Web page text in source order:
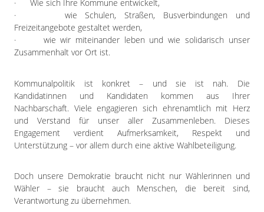
· Wie sich Ihre Kommune entwickelt,
· wie Schulen, Straßen, Busverbindungen und
Freizeitangebote gestaltet werden,
· wie wir miteinander leben und wie solidarisch unser
Zusammenhalt vor Ort ist.
Kommunalpolitik ist konkret – und sie ist nah. Die
Kandidatinnen und Kandidaten kommen aus Ihrer
Nachbarschaft. Viele engagieren sich ehrenamtlich mit Herz
und Verstand für unser aller Zusammenleben. Dieses
Engagement verdient Aufmerksamkeit, Respekt und
Unterstützung – vor allem durch eine aktive Wahlbeteiligung.
Doch unsere Demokratie braucht nicht nur Wählerinnen und
Wähler – sie braucht auch Menschen, die bereit sind,
Verantwortung zu übernehmen.